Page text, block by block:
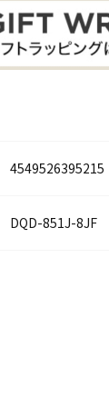
4549526395215
DQD-851J-8JF